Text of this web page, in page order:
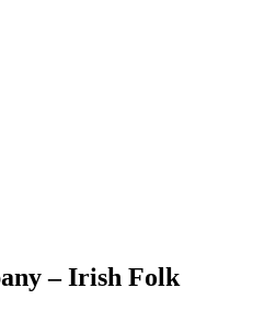
– Irish Folk